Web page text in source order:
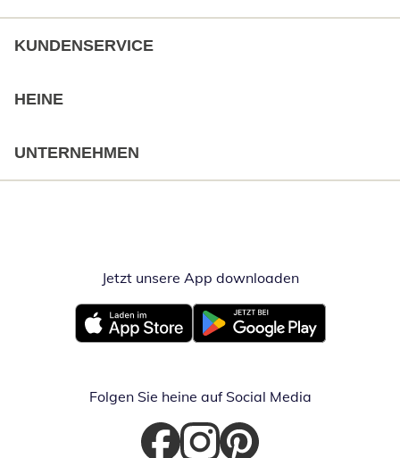
KUNDENSERVICE
HEINE
UNTERNEHMEN
Jetzt unsere App downloadenÖffnet in
Öffnet in neuem FensterÖffnet in neuem Fenster
Folgen Sie heine auf Social Media